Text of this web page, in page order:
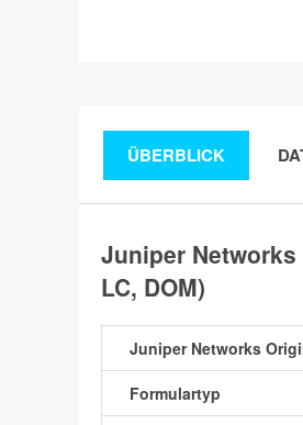
ÜBERBLICK
Juniper Networks
LC, DOM)
Juniper Networks
Formulartyp